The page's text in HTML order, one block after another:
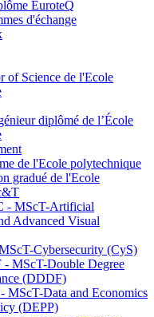
EuroteQ
d'échange
of Science de l'Ecole
diplômé de l’École
de l'Ecole polytechnique
gradué de l'Ecole
- MScT-Artificial
Advanced Visual
Cybersecurity (CyS)
MScT-Double Degree
(DDDF)
MScT-Data and Economics
(DEPP)